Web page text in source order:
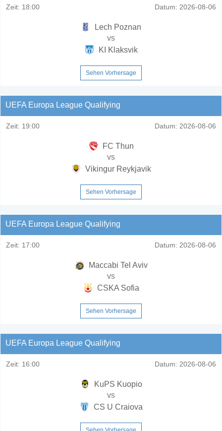
Zeit: 18:00 Datum: 2026-08-06
Lech Poznan
vs
KI Klaksvik
Sehen Vorhersage
UEFA Europa League Qualifying
Zeit: 19:00 Datum: 2026-08-06
FC Thun
vs
Vikingur Reykjavik
Sehen Vorhersage
UEFA Europa League Qualifying
Zeit: 17:00 Datum: 2026-08-06
Maccabi Tel Aviv
vs
CSKA Sofia
Sehen Vorhersage
UEFA Europa League Qualifying
Zeit: 16:00 Datum: 2026-08-06
KuPS Kuopio
vs
CS U Craiova